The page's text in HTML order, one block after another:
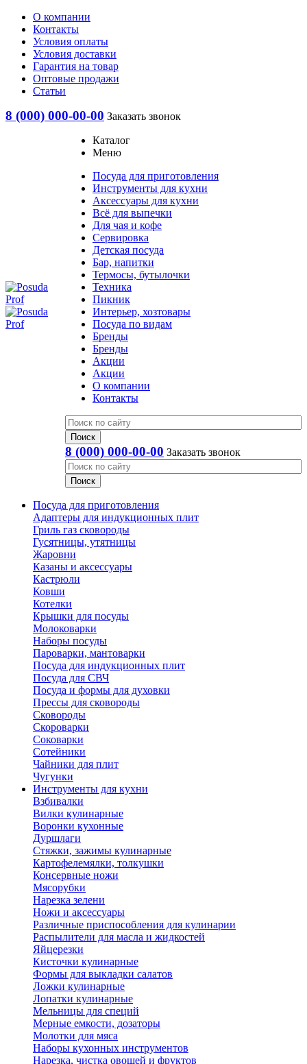
О компании
Контакты
Условия оплаты
Условия доставки
Гарантия на товар
Оптовые продажи
Статьи
8 (000) 000-00-00 Заказать звонок
Каталог
Меню
Посуда для приготовления
Инструменты для кухни
Аксессуары для кухни
Всё для выпечки
Для чая и кофе
Сервировка
Детская посуда
Бар, напитки
Термосы, бутылочки
Техника
Пикник
Интерьер, хозтовары
Посуда по видам
Бренды
Бренды
Акции
Акции
О компании
Контакты
8 (000) 000-00-00 Заказать звонок
Посуда для приготовления
Адаптеры для индукционных плит
Гриль газ сковороды
Гусятницы, утятницы
Жаровни
Казаны и аксессуары
Кастрюли
Ковши
Котелки
Крышки для посуды
Молоковарки
Наборы посуды
Пароварки, мантоварки
Посуда для индукционных плит
Посуда для СВЧ
Посуда и формы для духовки
Прессы для сковороды
Сковороды
Скороварки
Соковарки
Сотейники
Чайники для плит
Чугунки
Инструменты для кухни
Взбивалки
Вилки кулинарные
Воронки кухонные
Дуршлаги
Стяжки, зажимы кулинарные
Картофелемялки, толкушки
Консервные ножи
Мясорубки
Нарезка зелени
Ножи и аксессуары
Различные приспособления для кулинарии
Распылители для масла и жидкостей
Яйцерезки
Кисточки кулинарные
Формы для выкладки салатов
Ложки кулинарные
Лопатки кулинарные
Мельницы для специй
Мерные емкости, дозаторы
Молотки для мяса
Наборы кухонных инструментов
Нарезка, чистка овощей и фруктов